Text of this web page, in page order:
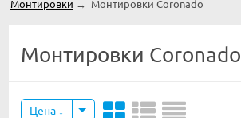
Монтировки → Монтировки Coronado
Монтировки Coronado
Цена